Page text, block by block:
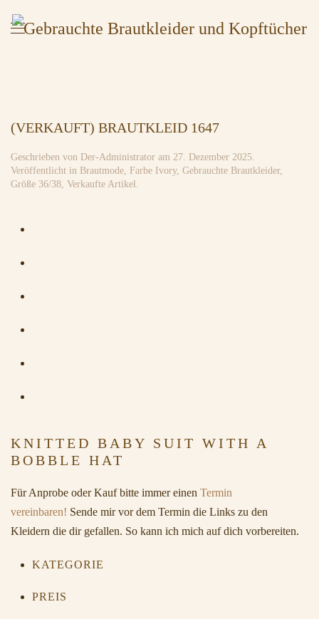
(VERKAUFT) BRAUTKLEID 1647
Geschrieben von Der-Administrator am 27. Dezember 2025.
Veröffentlicht in Brautmode, Farbe Ivory, Gebrauchte Brautkleider,
Größe 36/38, Verkaufte Artikel .
KNITTED BABY SUIT WITH A
BOBBLE HAT
Für Anprobe oder Kauf bitte immer einen Termin
vereinbaren! Sende mir vor dem Termin die Links zu den
Kleidern die dir gefallen. So kann ich mich auf dich vorbereiten.
KATEGORIE
PREIS